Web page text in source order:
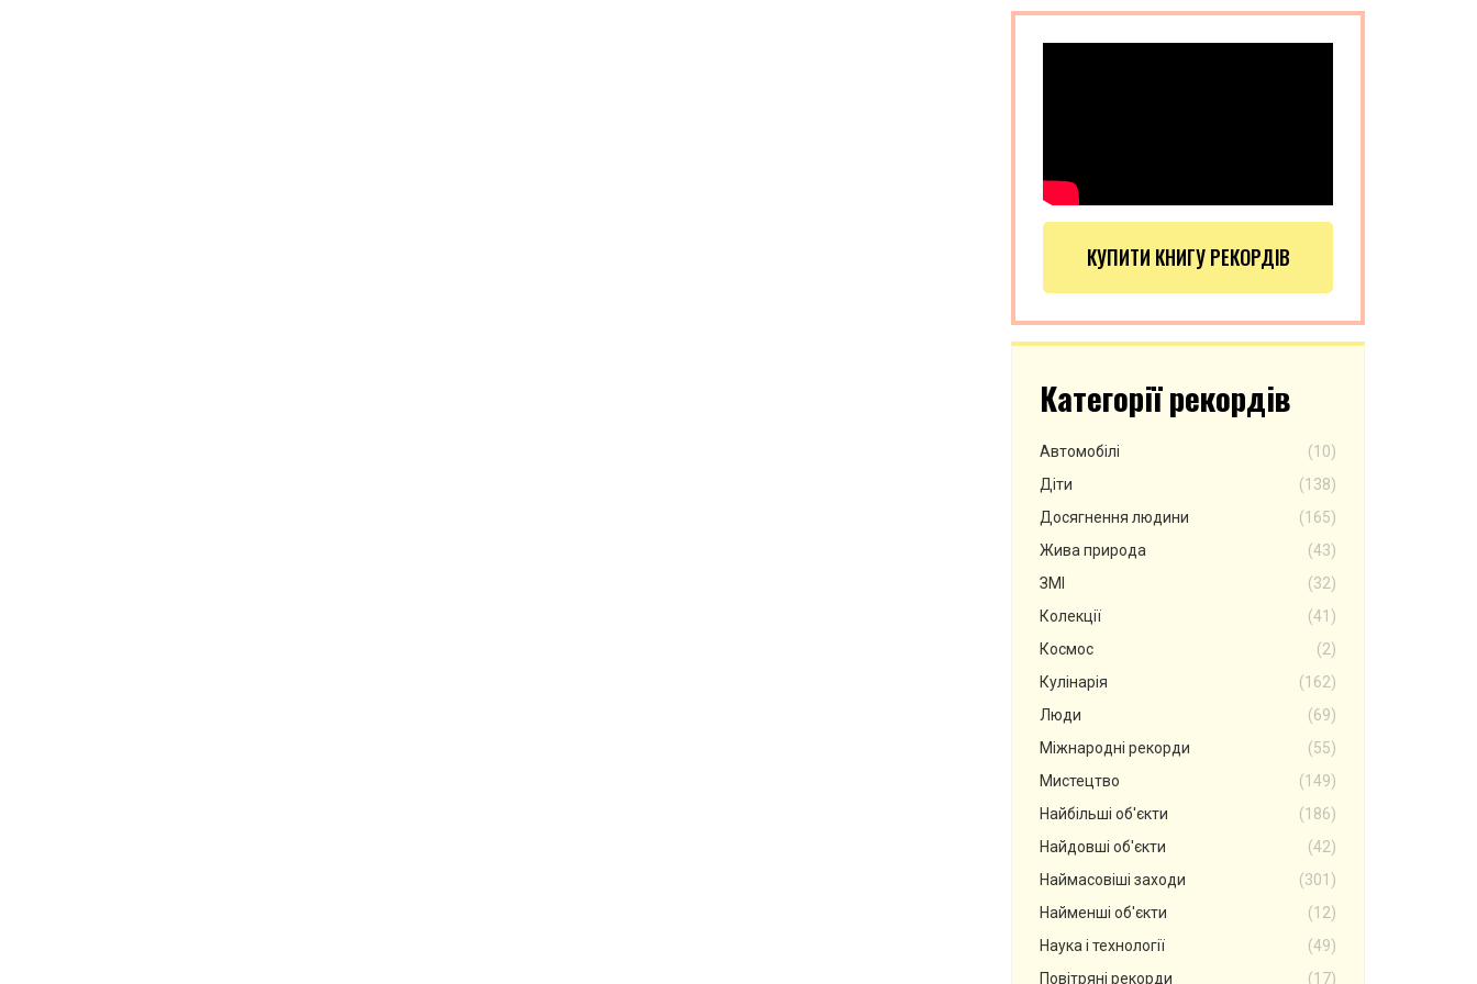
КУПИТИ КНИГУ РЕКОРДІВ
Категорії рекордів
Автомобілі
(10)
Діти
(138)
Досягнення людини
(165)
Жива природа
(43)
ЗМІ
(32)
Колекції
(41)
Космос
(2)
Кулінарія
(162)
Люди
(69)
Міжнародні рекорди
(55)
Мистецтво
(149)
Найбільші об'єкти
(186)
Найдовші об'єкти
(42)
Наймасовіші заходи
(301)
Найменші об'єкти
(12)
Наука і технології
(49)
Повітряні рекорди
(17)